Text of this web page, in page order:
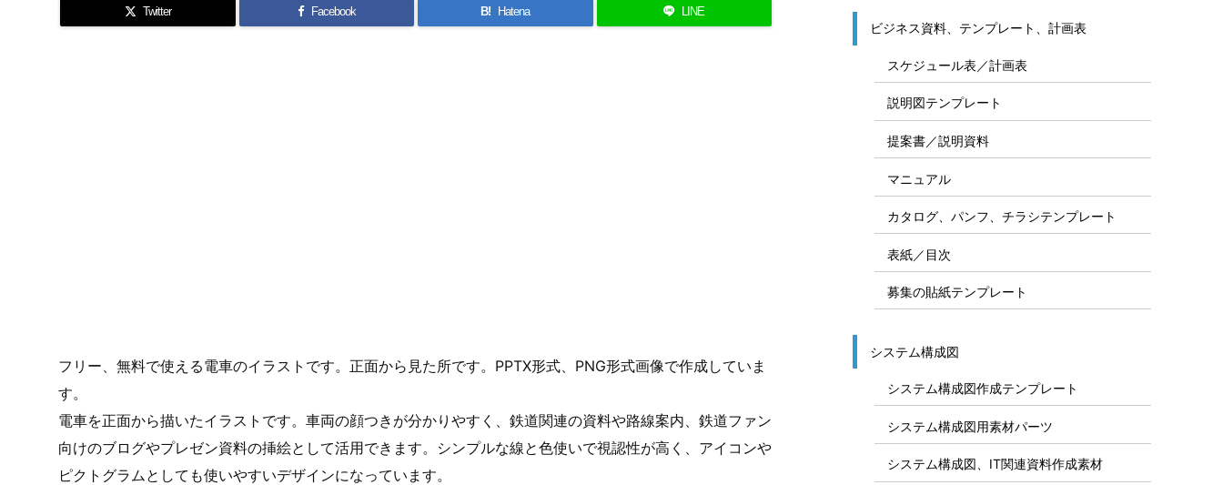
Twitter Facebook B! Hatena LINE
フリー、無料で使える電車のイラストです。正面から見た所です。PPTX形式、PNG形式画像で作成していま
す。
電車を正面から描いたイラストです。車両の顔つきが分かりやすく、鉄道関連の資料や路線案内、鉄道ファン
向けのブログやプレゼン資料の挿絵として活用できます。シンプルな線と色使いで視認性が高く、アイコンや
ピクトグラムとしても使いやすいデザインになっています。
ビジネス資料、テンプレート、計画表
スケジュール表／計画表
説明図テンプレート
提案書／説明資料
マニュアル
カタログ、パンフ、チラシテンプレート
表紙／目次
募集の貼紙テンプレート
システム構成図
システム構成図作成テンプレート
システム構成図用素材パーツ
システム構成図、IT関連資料作成素材